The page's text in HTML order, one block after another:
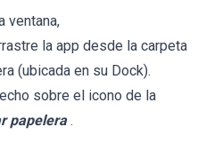
ventana,
la app desde la carpeta
(ubicada en su Dock).
sobre el icono de la
papelera .